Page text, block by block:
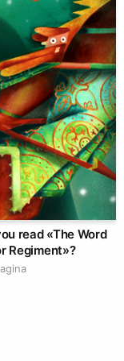
read «The Word
Regiment»?